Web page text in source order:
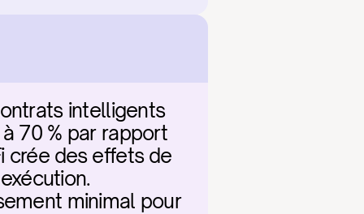
intelligents
70 % par rapport
crée des effets de
minimal pour